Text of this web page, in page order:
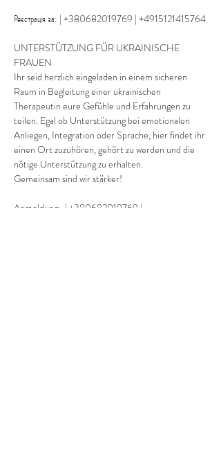
Реєстрація за:
UNTERSTÜTZUNG FÜR UKRAINISCHE
FRAUEN
Ihr seid herzlich eingeladen in einem sicheren
Raum in Begleitung einer ukrainischen
Therapeutin eure Gefühle und Erfahrungen zu
teilen. Egal ob Unterstützung bei emotionalen
Anliegen, Integration oder Sprache, hier findet ihr
einen Ort zuzuhören, gehört zu werden und die
nötige Unterstützung zu erhalten.
Gemeinsam sind wir stärker!
Anmeldung: | +380682019769 |